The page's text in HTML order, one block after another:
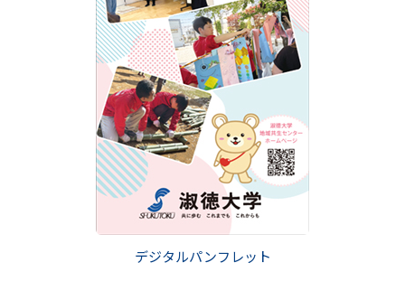
デジタルパンフレット